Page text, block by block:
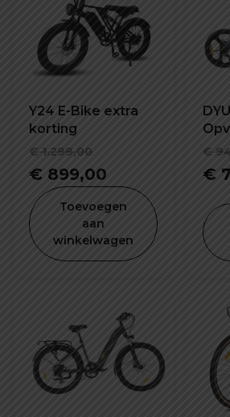
Y24 E-Bike extra
korting
€1.299,00
prijs
€ 1.299,00.
€ 899,00
prijs
€ 899,00.
Toevoegen
aan
winkelwagen
€
€